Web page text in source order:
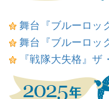
舞台『ブルーロッ
舞台『ブルーロッ
『戦隊大失格』ザ